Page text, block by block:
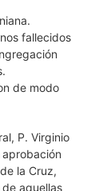
fallecidos
de modo
P. Virginio
aprobación
la Cruz,
aquellas